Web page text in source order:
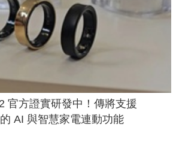
官方證實研發中！傳將支援
AI 與智慧家電連動功能